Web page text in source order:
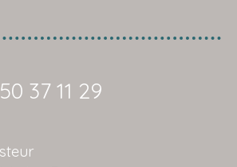
37 11 29